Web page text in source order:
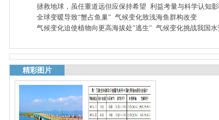
拯救地球，虽任重道远但应保持希望 利益考量与科学认知
全球变暖导致“蟹占鱼巢” 气候变化致浅海鱼群构改变
气候变化迫使植物向更高海拔处"逃生" 气候变化挑战我国水
精彩图片